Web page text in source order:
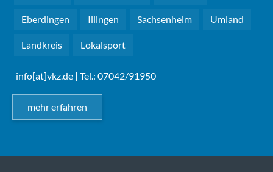
Eberdingen Illingen Sachsenheim Umland
Landkreis Lokalsport
info[at]vkz.de | Tel.: 07042/91950
mehr erfahren